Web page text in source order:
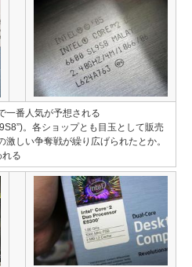
一番人気が予想される
。各ショップとも目玉として販売
しい争奪戦が繰り広げられたとか。
る